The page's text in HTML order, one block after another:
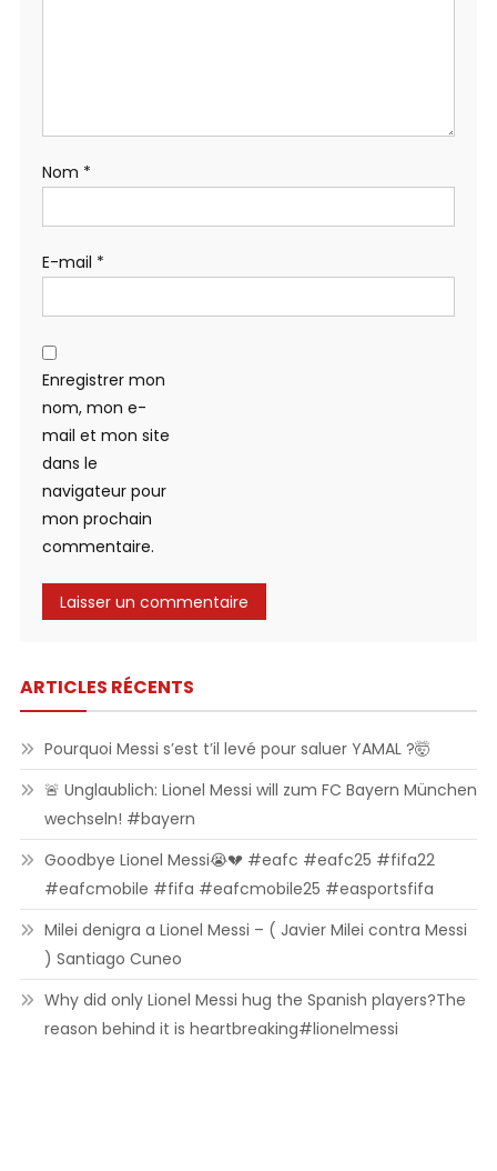
Nom *
E-mail *
Enregistrer mon
nom, mon e-
mail et mon site
dans le
navigateur pour
mon prochain
commentaire.
ARTICLES RÉCENTS
Pourquoi Messi s’est t’il levé pour saluer YAMAL ?🤯
🚨 Unglaublich: Lionel Messi will zum FC Bayern München
wechseln! #bayern
Goodbye Lionel Messi😭💔 #eafc #eafc25 #fifa22
#eafcmobile #fifa #eafcmobile25 #easportsfifa
Milei denigra a Lionel Messi – ( Javier Milei contra Messi
) Santiago Cuneo
Why did only Lionel Messi hug the Spanish players?The
reason behind it is heartbreaking#lionelmessi